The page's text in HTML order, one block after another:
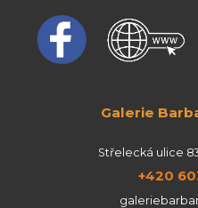
Galerie
Střelecká ulice
+420